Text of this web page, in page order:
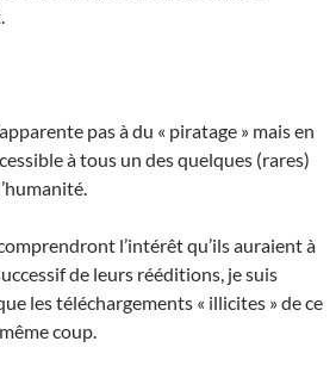
pas à du « piratage » mais en
à tous un des quelques (rares)
l’intérêt qu’ils auraient à
de leurs rééditions, je suis
les téléchargements « illicites » de ce
coup.